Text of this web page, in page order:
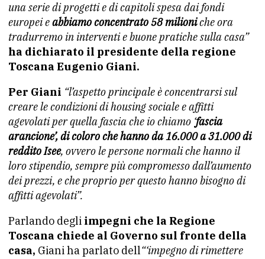
una serie di progetti e di capitoli spesa dai fondi
europei eabbiamo concentrato 58 milioniche ora
tradurremo in interventi e buone pratiche sulla casa”
ha dichiarato il presidente della regione
Toscana Eugenio Giani.
Per Giani “l’aspetto principale è concentrarsi sul
creare le condizioni di housing sociale e affitti
agevolati per quella fascia che io chiamo ‘fascia
arancione’, di coloro che hanno da 16.000 a 31.000 di
reddito Isee, ovvero le persone normali che hanno il
loro stipendio, sempre più compromesso dall’aumento
dei prezzi, e che proprio per questo hanno bisogno di
affitti agevolati”.
Parlando degli impegni che la Regione
Toscana chiede al Governo sul fronte della
casa, Giani ha parlato dell“‘impegno di rimettere